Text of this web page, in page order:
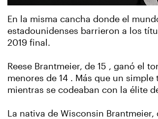
En la misma cancha donde el
estadounidenses barrieron a los
2019 final.
Reese Brantmeier, de 15 , ganó el
menores de 14 . Más que un
mientras se codeaban con la élite
La nativa de Wisconsin